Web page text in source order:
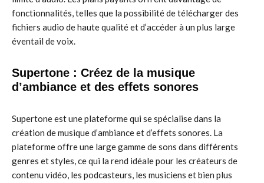
fonctionnalités, telles que la possibilité de télécharger des
fichiers audio de haute qualité et d’accéder à un plus large
éventail de voix.
Supertone : Créez de la musique
d’ambiance et des effets sonores
Supertone est une plateforme qui se spécialise dans la
création de musique d’ambiance et d’effets sonores. La
plateforme offre une large gamme de sons dans différents
genres et styles, ce qui la rend idéale pour les créateurs de
contenu vidéo, les podcasteurs, les musiciens et bien plus